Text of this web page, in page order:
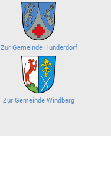
Zur Gemeinde Hunderdorf
Zur Gemeinde Windberg